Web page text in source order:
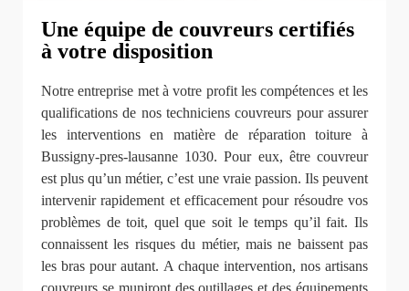
Une équipe de couvreurs certifiés
à votre disposition
Notre entreprise met à votre profit les compétences et les
qualifications de nos techniciens couvreurs pour assurer
les interventions en matière de réparation toiture à
Bussigny-pres-lausanne 1030. Pour eux, être couvreur
est plus qu’un métier, c’est une vraie passion. Ils peuvent
intervenir rapidement et efficacement pour résoudre vos
problèmes de toit, quel que soit le temps qu’il fait. Ils
connaissent les risques du métier, mais ne baissent pas
les bras pour autant. A chaque intervention, nos artisans
couvreurs se muniront des outillages et des équipements